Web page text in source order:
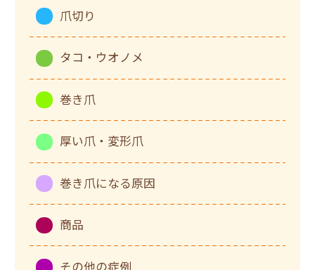
爪切り
タコ・ウオノメ
巻き爪
厚い爪・変形爪
巻き爪になる原因
商品
その他の症例